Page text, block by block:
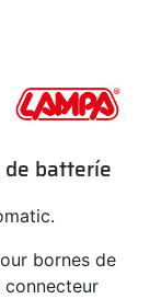
de batteríe
bornes de